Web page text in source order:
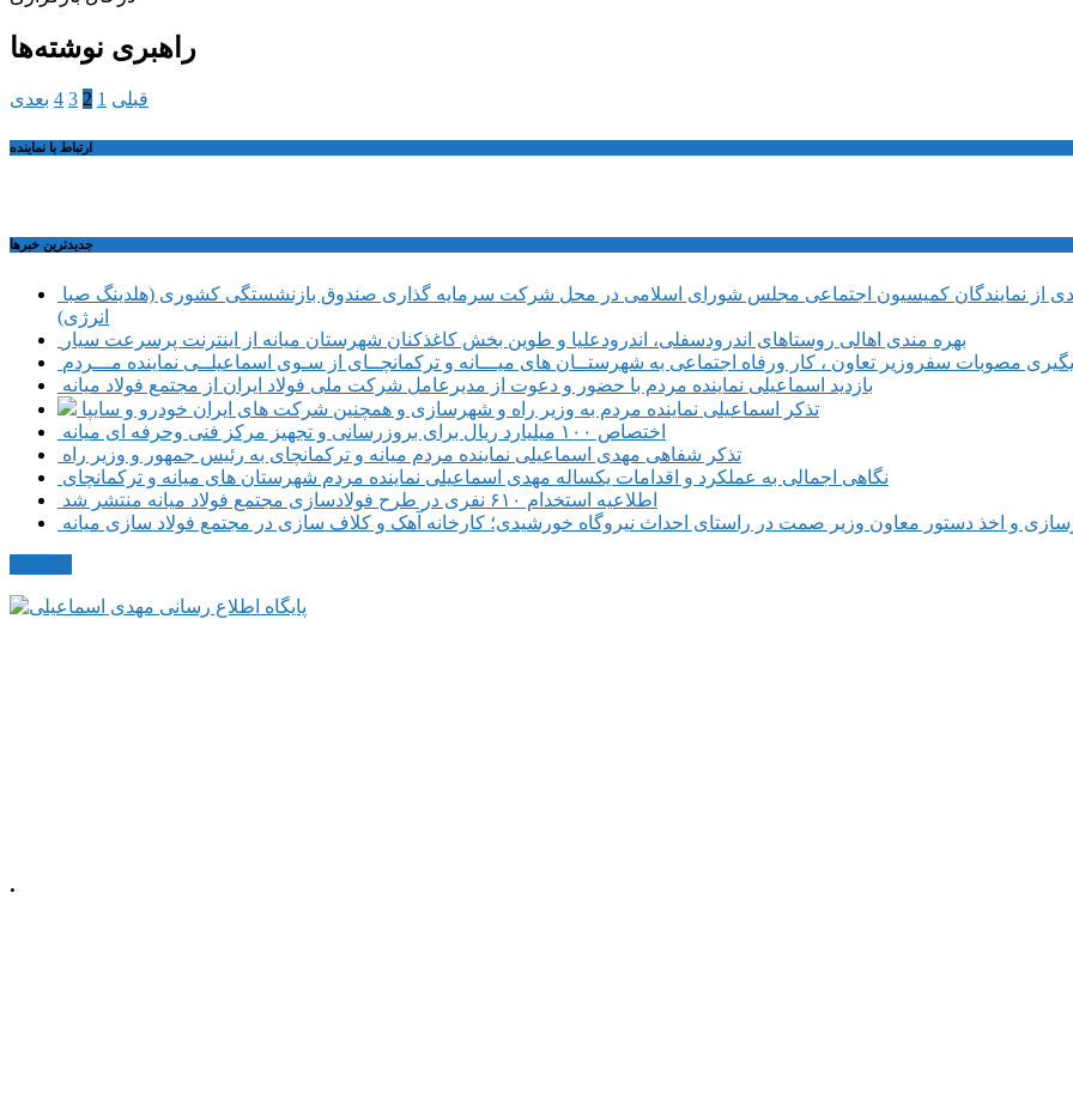
راهبری نوشته‌ها
قبلی 1
2
3
4 بعدی
ارتباط با نماینده
جديدترين خبرها
انرژی)
بهره مندی اهالی روستاهای اندرودسفلی، اندرودعلیا و طوین بخش کاغذکنان شهرستان میانه از اینترنت پرسرعت سیار
مصوبات سفروزیر تعاون ، کار ورفاه اجتماعی به شهرستــان های میـــانه و ترکمانچــای از سـوی اسماعیلــی نماینده مـــردم
بازدید اسماعیلی نماینده مردم با حضور و دعوت از مدیرعامل شرکت ملی فولاد ایران از مجتمع فولاد میانه
تذکر اسماعیلی نماینده مردم به وزیر راه و شهرسازی و همچنین شرکت های ایران خودرو و سایپا
اختصاص ۱۰۰ میلیارد ریال برای بروزرسانی و تجهیز مرکز فنی وحرفه ای میانه
تذکر شفاهی مهدی اسماعیلی نماینده مردم میانه و ترکمانچای به رئیس جمهور و وزیر راه
نگاهی اجمالی به عملکرد و اقدامات یکساله مهدی اسماعیلی نماینده مردم شهرستان های میانه و ترکمانچای
اطلاعیه استخدام ۶۱۰ نفری در طرح فولادسازی مجتمع فولاد میانه منتشر شد
و اخذ دستور معاون وزیر صمت در راستای احداث نیروگاه خورشیدی؛ کارخانه آهک و کلاف سازی در مجتمع فولاد سازی میانه
.